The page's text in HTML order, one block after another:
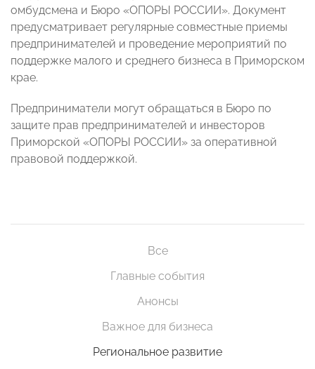
омбудсмена и Бюро «ОПОРЫ РОССИИ». Документ
предусматривает регулярные совместные приемы
предпринимателей и проведение мероприятий по
поддержке малого и среднего бизнеса в Приморском
крае.
Предприниматели могут обращаться в Бюро по
защите прав предпринимателей и инвесторов
Приморской «ОПОРЫ РОССИИ» за оперативной
правовой поддержкой.
Все
Главные события
Анонсы
Важное для бизнеса
Региональное развитие